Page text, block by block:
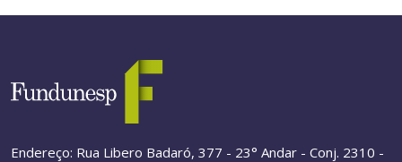
Endereço: Rua Libero Badaró, 377 - 23° Andar - Conj. 2310 -